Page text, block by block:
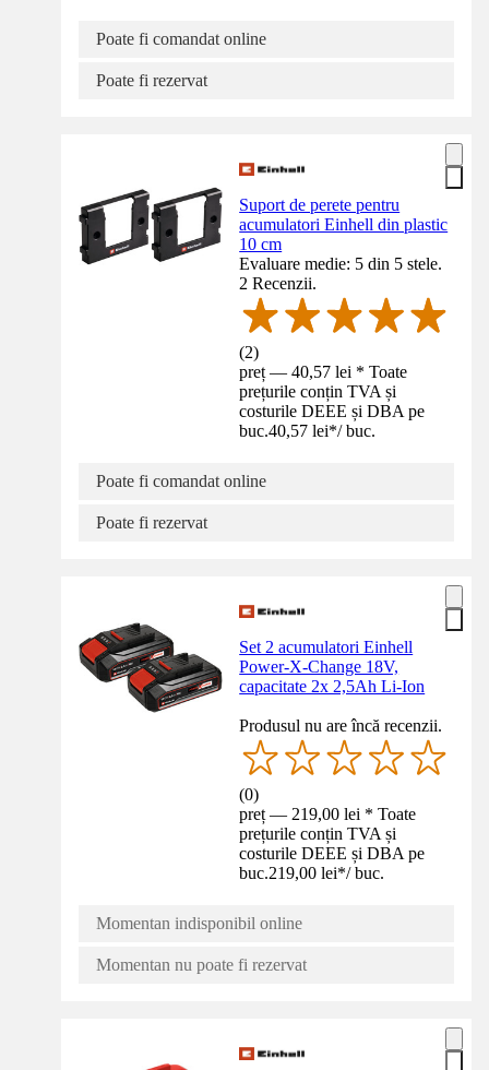
Poate fi comandat online
Poate fi rezervat
Suport de perete pentru
acumulatori Einhell din plastic
10 cm
Evaluare medie: 5 din 5 stele.
2 Recenzii.
(2)
preț — 40,57 lei * Toate
prețurile conțin TVA și
costurile DEEE și DBA pe
buc.40,57 lei*/ buc.
Poate fi comandat online
Poate fi rezervat
Set 2 acumulatori Einhell
Power-X-Change 18V,
capacitate 2x 2,5Ah Li-Ion
Produsul nu are încă recenzii.
(0)
preț — 219,00 lei * Toate
prețurile conțin TVA și
costurile DEEE și DBA pe
buc.219,00 lei*/ buc.
Momentan indisponibil online
Momentan nu poate fi rezervat